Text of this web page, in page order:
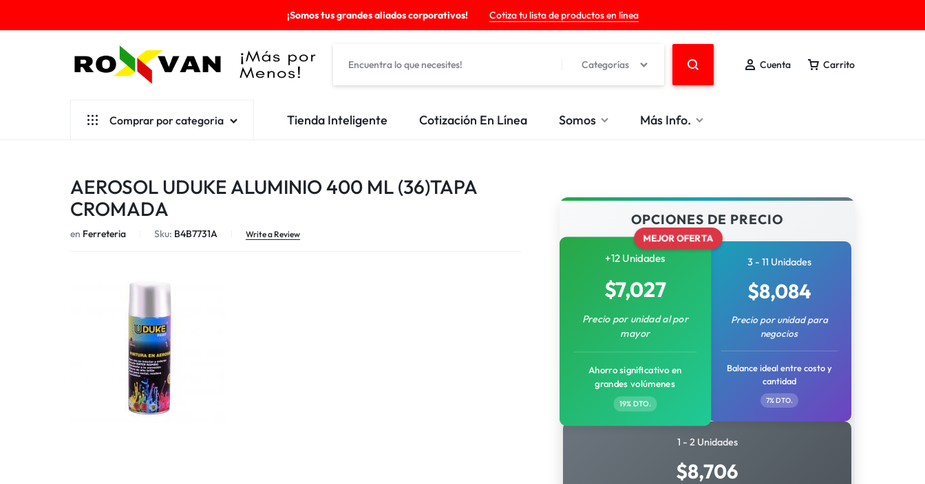
¡Somos tus grandes aliados corporativos! Cotiza tu lista de productos en línea
¡MÁS
MENOS!
Categorías Cuenta Carrito
Comprar por categoria
Cafetería
Escolares
Desechables
Hogar
Otros
Papelería
Tecnología
Tienda Inteligente Cotización En Línea Somos Más Info.
AEROSOL UDUKE ALUMINIO 400 ML (36)TAPA
CROMADA
en Ferreteria Sku: B4B7731A Write a Review
OPCIONES DE PRECIO
MEJOR OFERTA
+12 Unidades
$7,027
Precio por unidad al por
mayor
Ahorro significativo en
grandes volúmenes
19% DTO.
3 - 11 Unidades
$8,084
Precio por unidad para
negocios
Balance ideal entre costo y
cantidad
7% DTO.
1 - 2 Unidades
$8,706